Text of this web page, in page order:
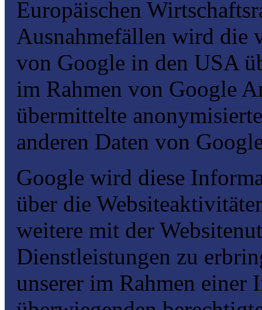
Europäischen
Ausnahmefällen wird die
von Google in den USA
im Rahmen von Google
übermittelte
anderen Daten von
Google wird diese
über die
weitere mit der
Dienstleistungen zu
unserer im Rahmen einer